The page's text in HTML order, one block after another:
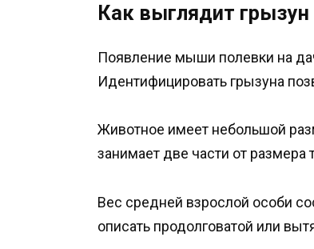
Как выглядит грызун
Появление мыши полевки на
Идентифицировать грызуна
Животное имеет небольшой
занимает две части от размера
Вес средней взрослой особи
описать продолговатой или